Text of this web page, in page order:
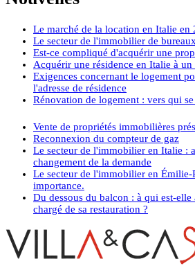
Le marché de la location en Italie en
Le secteur de l'immobilier de
Est-ce compliqué d'acquérir une
Acquérir une résidence en Italie à
Exigences concernant le logement
l'adresse de résidence
Rénovation de logement : vers qui
Vente de propriétés immobilières
Reconnexion du compteur de gaz
Le secteur de l'immobilier en Italie :
changement de la demande
Le secteur de l'immobilier en Émilie-
importance.
Du dessous du balcon : à qui est-elle
chargé de sa restauration ?